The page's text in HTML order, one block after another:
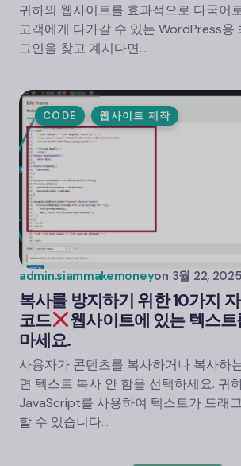
귀하의 웹사이트를 효과적으로 다국어
고객에게 다가갈 수 있는 WordPress용
그인을 찾고 계시다면…
CODE 웹사이트 제작
admin.siammakemoneyon 3월 22,
복사를 방지하기 위한 10가지
코드
웹사이트에 있는 텍스
마세요.
사용자가 콘텐츠를 복사하거나 복사하
면 텍스트 복사 안 함을 선택하세요. 귀
JavaScript를 사용하여 텍스트가 드래
할 수 있습니다…